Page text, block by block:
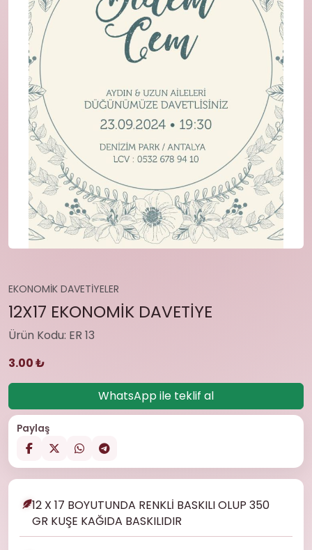
EKONOMİK DAVETİYELER
12X17 EKONOMİK DAVETİYE
Ürün Kodu: ER 13
3.00 ₺
WhatsApp ile teklif al
Paylaş
12 X 17 BOYUTUNDA RENKLİ BASKILI OLUP 350
GR KUŞE KAĞIDA BASKILIDIR